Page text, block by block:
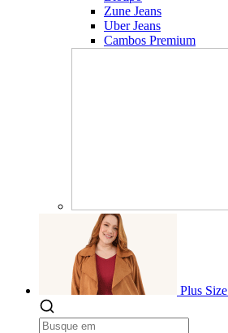
Zune Jeans
Uber Jeans
Cambos Premium
Plus Size